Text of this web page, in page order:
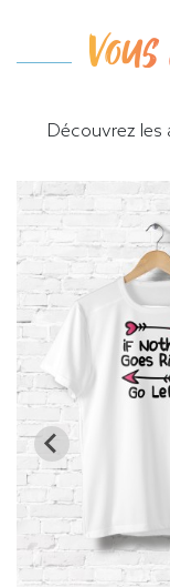
Découvrez